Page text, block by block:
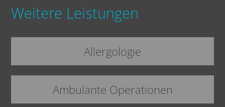
Weitere Leistungen
Allergologie
Ambulante Operationen